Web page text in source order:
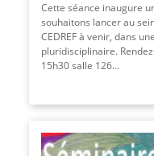
Cette séance inaugure
souhaitons lancer au
CEDREF à venir, dans
pluridisciplinaire.
15h30 salle 126...